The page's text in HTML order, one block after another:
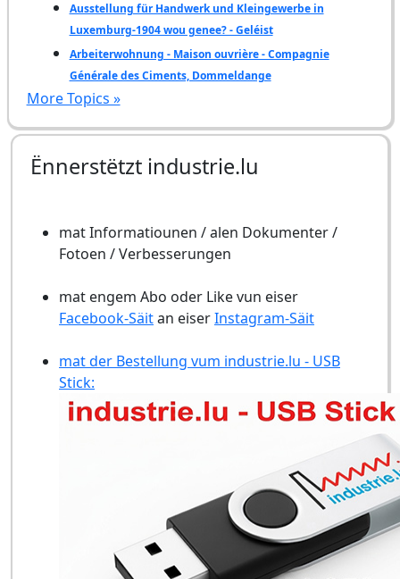
Ausstellung für Handwerk und Kleingewerbe in
Luxemburg-1904 wou genee? - Geléist
Arbeiterwohnung - Maison ouvrière - Compagnie
Générale des Ciments, Dommeldange
More Topics »
Ënnerstëtzt industrie.lu
mat Informatiounen / alen Dokumenter /
Fotoen / Verbesserungen
mat engem Abo oder Like vun eiser
Facebook-Säitan eiserInstagram-Säit
mat der Bestellung vum industrie.lu - USB
Stick: